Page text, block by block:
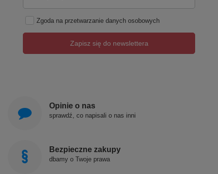
Zgoda na przetwarzanie danych osobowych
Zapisz się do newslettera
Opinie o nas
sprawdź, co napisali o nas inni
Bezpieczne zakupy
dbamy o Twoje prawa